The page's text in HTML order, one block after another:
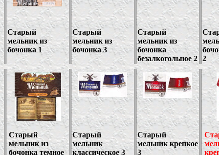
Старый
мельник из
бочонка 1
Старый
мельник из
бочонка3
Старый
мельник из
бочонка
безалкогольное 2 2
Старый
мельник из
бочонка темное
Старый
мельник
классическое 3
Старый
мельник крепкое
3